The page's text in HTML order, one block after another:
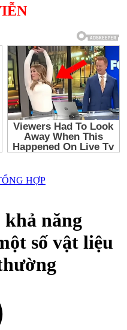
HỢP
năng
số vật liệu